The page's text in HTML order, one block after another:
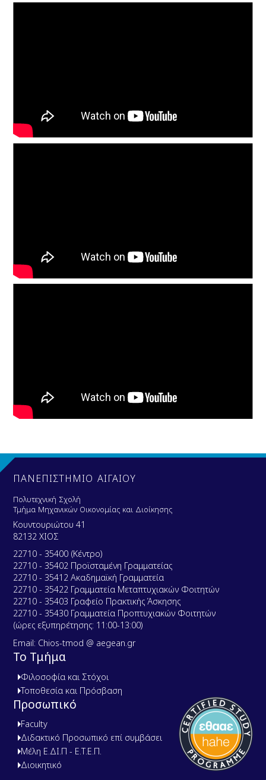
ΠΑΝΕΠΙΣΤΗΜΙΟ ΑΙΓΑΙΟΥ
Πολυτεχνική Σχολή
Τμήμα Μηχανικών Οικονομίας και Διοίκησης
Κουντουριώτου 41
82132 ΧΙΟΣ
22710 - 35400 (Κέντρο)
22710 - 35402 Προϊσταμένη Γραμματείας
22710 - 35412 Ακαδημαϊκή Γραμματεία
22710 - 35422 Γραμματεία Μεταπτυχιακών Φοιτητών
22710 - 35403 Γραφείο Πρακτικής Άσκησης
22710 - 35430 Γραμματεία Προπτυχιακών Φοιτητών
(ώρες εξυπηρέτησης: 11:00-13:00)
Email: Chios-tmod @ aegean.gr
Το Τμήμα
Φιλοσοφία και Στόχοι
Τοποθεσία και Πρόσβαση
Προσωπικό
Faculty
Διδακτικό Προσωπικό επί συμβάσει
Μέλη Ε.ΔΙ.Π - Ε.Τ.Ε.Π.
Διοικητικό